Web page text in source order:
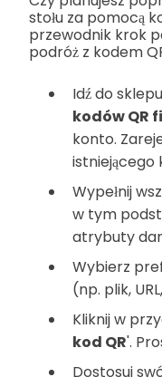
stołu za pomocą
przewodnik krok
podróż z kodem
Idź do
kodów QR
konto.
istniejącego
Wypełnij
w tym
atrybuty
Wybierz
(np. plik,
Kliknij w
kod QR'.
Dostosuj